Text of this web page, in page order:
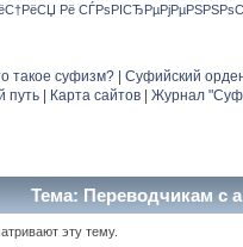
Рё
такое суфизм?
Суфийский
путь| Карта сайтов| Журнал
Тема: Переводчикам с
эту тему.